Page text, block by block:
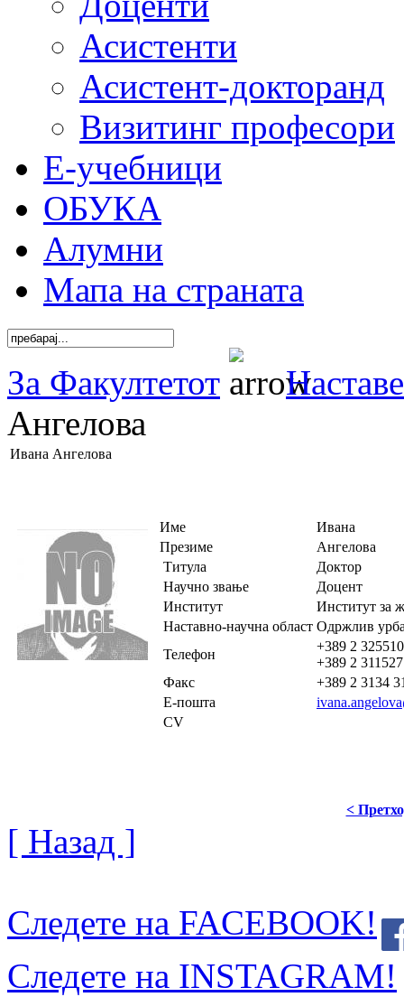
Асистенти
Асистент-докторанд
Визитинг професори
Е-учебници
ОБУКА
Алумни
Мапа на страната
За Факултетот
Ангелова
Ивана Ангелова
Име
Ивана
Презиме
Ангелова
Титула
Доктор
Научно звање
Доцент
Институт
Институт за
Наставно-научна област Одржлив
Телефон
+389 2
+389 2
Факс
+389 2 3134
Е-пошта
CV
<
[ Назад ]
Следете на FACEBOOK!
Следете на INSTAGRAM!